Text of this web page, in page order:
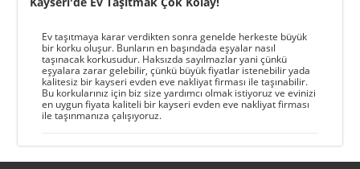
Ev taşıtmaya karar verdikten sonra genelde herkeste büyük
bir korku oluşur. Bunların en başındada eşyalar nasıl
taşınacak korkusudur. Haksızda sayılmazlar yani çünkü
eşyalara zarar gelebilir, çünkü büyük fiyatlar istenebilir yada
kalitesiz bir kayseri evden eve nakliyat firması ile taşınabilir.
Bu korkularınız için biz size yardımcı olmak istiyoruz ve evinizi
en uygun fiyata kaliteli bir kayseri evden eve nakliyat firması
ile taşınmanıza çalışıyoruz.